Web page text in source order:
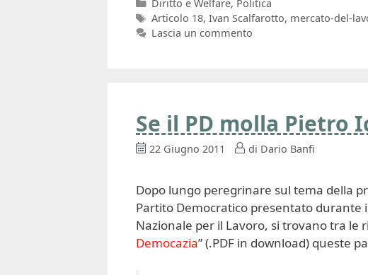
Diritto e Welfare, Politica
Tag
Articolo 18, Ivan Scalfarotto, mercato-del-
Lascia un commento
Se il PD molla Pietro
22 Giugno 2011 di Dario Banfi
Dopo lungo peregrinare sul tema della
Partito Democratico presentato durante
Nazionale per il Lavoro, si trovano tra le
Democazia” (.PDF in download) queste